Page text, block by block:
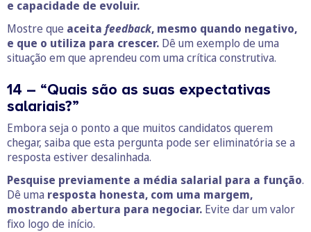
e capacidade de evoluir.
Mostre que aceita feedback, mesmo quando negativo,
e que o utiliza para crescer. Dê um exemplo de uma
situação em que aprendeu com uma crítica construtiva.
14 – “Quais são as suas expectativas
salariais?”
Embora seja o ponto a que muitos candidatos querem
chegar, saiba que esta pergunta pode ser eliminatória se a
resposta estiver desalinhada.
Pesquise previamente a média salarial para a função.
Dê uma resposta honesta, com uma margem,
mostrando abertura para negociar. Evite dar um valor
fixo logo de início.